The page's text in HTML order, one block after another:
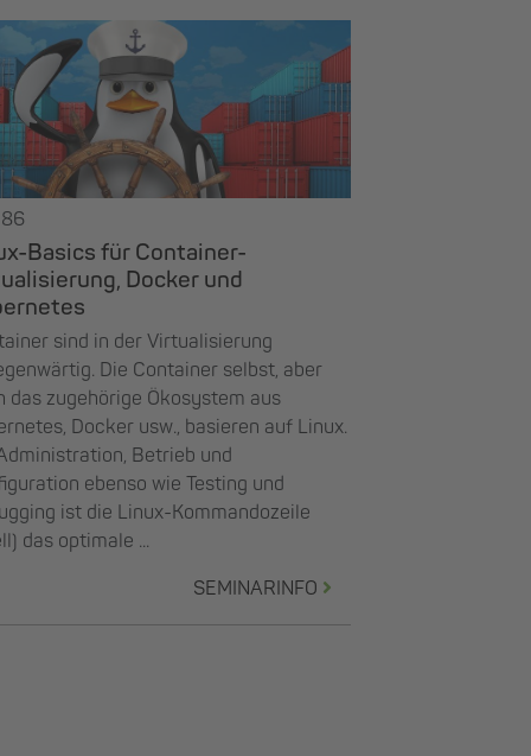
Basics für Container-
Docker und
sind in der Virtualisierung
Die Container selbst, aber
das zugehörige Ökosystem aus
Docker usw., basieren auf Linux.
Betrieb und
ebenso wie Testing und
ist die Linux-Kommandozeile
das optimale ...
SEMINARINFO